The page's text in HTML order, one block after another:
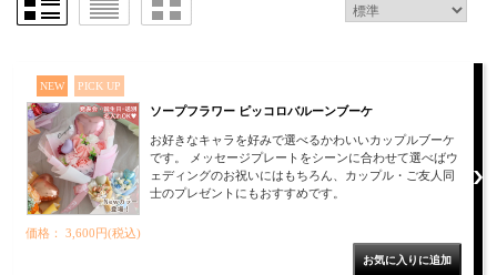
NEW PICK UP
ソープフラワー ピッコロバルーンブーケ
お好きなキャラを好みで選べるかわいいカップルブーケ
です。 メッセージプレートをシーンに合わせて選べばウ
ェディングのお祝いにはもちろん、カップル・ご友人同
士のプレゼントにもおすすめです。
価格： 3,600円(税込)